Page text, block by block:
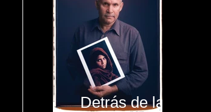
Detrás de las